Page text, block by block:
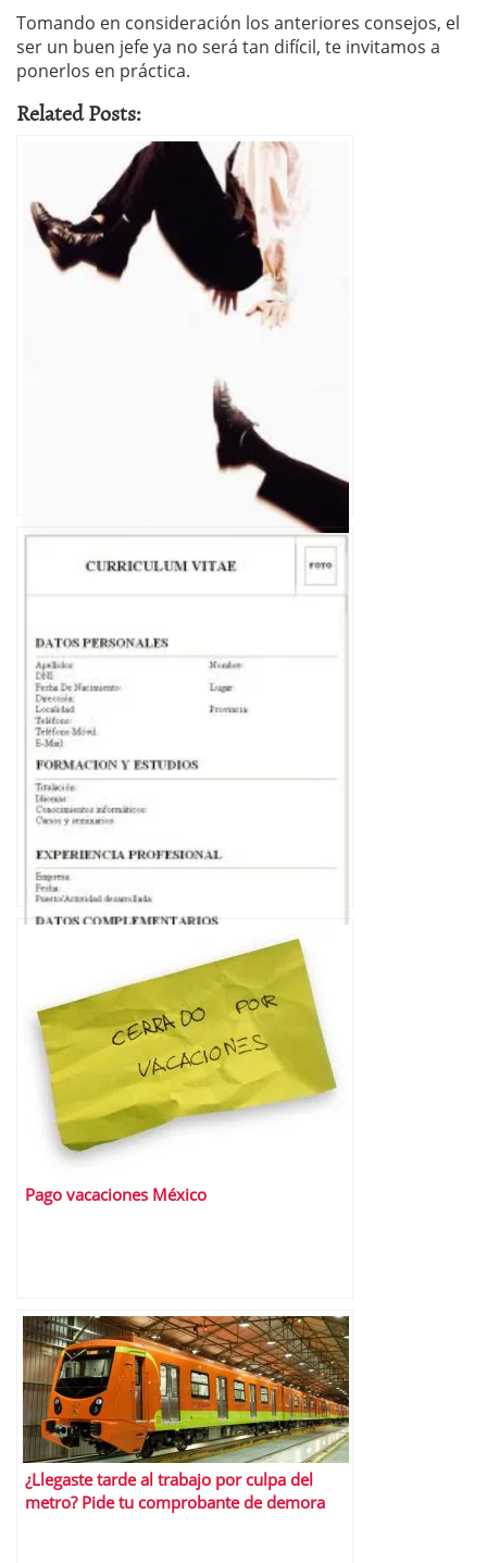
Tomando en consideración los anteriores consejos, el
ser un buen jefe ya no será tan difícil, te invitamos a
ponerlos en práctica.
Related Posts:
Despido Injustificado
Cómo hacer un Curriculum Vitae
Pago vacaciones México
¿Llegaste tarde al trabajo por culpa del
metro? Pide tu comprobante de demora